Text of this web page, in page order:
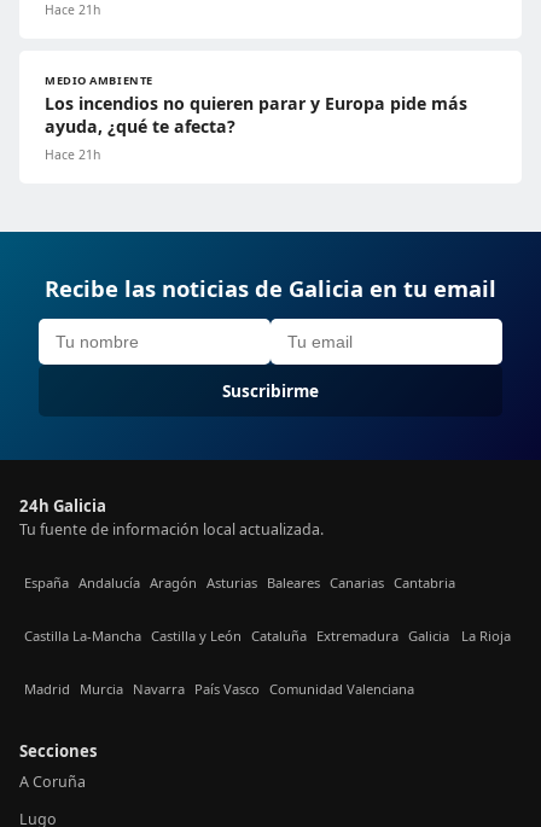
Hace 21h
MEDIO AMBIENTE
Los incendios no quieren parar y Europa pide más
ayuda, ¿qué te afecta?
Hace 21h
Recibe las noticias de Galicia en tu email
Suscribirme
24h Galicia
Tu fuente de información local actualizada.
España Andalucía Aragón Asturias Baleares Canarias Cantabria
Castilla La-Mancha Castilla y León Cataluña Extremadura Galicia La Rioja
Madrid Murcia Navarra País Vasco Comunidad Valenciana
Secciones
A Coruña
Lugo